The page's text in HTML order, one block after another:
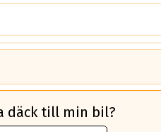
däck till min bil?